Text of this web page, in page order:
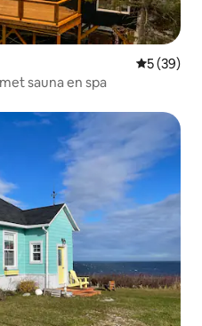
5 (39)
sauna en spa